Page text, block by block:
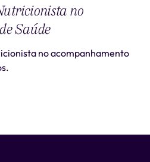
no
Saúde
no acompanhamento